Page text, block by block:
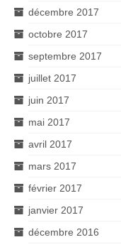
décembre 2017
octobre 2017
septembre 2017
juillet 2017
juin 2017
mai 2017
avril 2017
mars 2017
février 2017
janvier 2017
décembre 2016